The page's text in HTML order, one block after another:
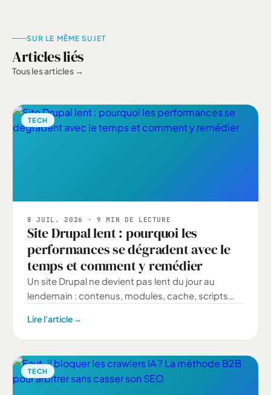
SUR LE MÊME SUJET
Articles liés
Tous les articles →
TECH
8 JUIL. 2026 · 9 MIN DE LECTURE
Site Drupal lent : pourquoi les
performances se dégradent avec le
temps et comment y remédier
Un site Drupal ne devient pas lent du jour au
lendemain : contenus, modules, cache, scripts
des performances.
Lire l'article→
TECH